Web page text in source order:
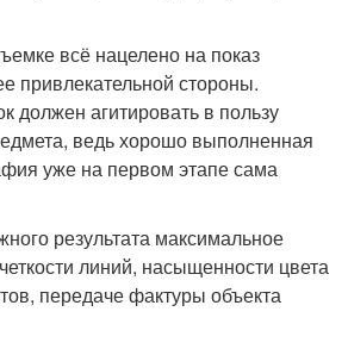
всё нацелено на показ
привлекательной стороны.
должен агитировать в пользу
ведь хорошо выполненная
уже на первом этапе сама
результата максимальное
линий, насыщенности цвета
передаче фактуры объекта